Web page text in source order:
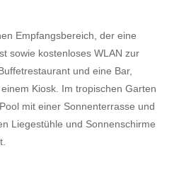
Empfangsbereich, der eine
sowie kostenloses WLAN zur
und eine Bar,
Kiosk. Im tropischen Garten
mit einer Sonnenterrasse und
Liegestühle und Sonnenschirme